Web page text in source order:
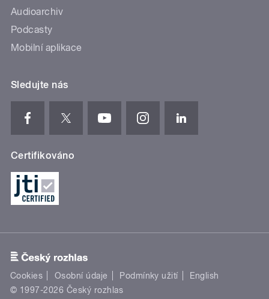
Audioarchiv
Podcasty
Mobilní aplikace
Sledujte nás
Certifikováno
Cookies Osobní údaje Podmínky užití
English
© 1997-2026 Český rozhlas